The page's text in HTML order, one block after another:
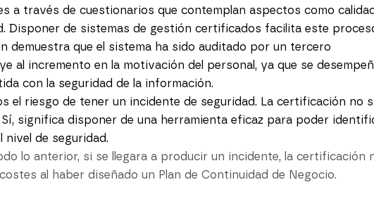
a través de cuestionarios que contemplan aspectos como
Disponer de sistemas de gestión certificados facilita este
demuestra que el sistema ha sido auditado por un tercero
al incremento en la motivación del personal, ya que se
con la seguridad de la información.
el riesgo de tener un incidente de seguridad. La certificación no
Sí, significa disponer de una herramienta eficaz para poder
nivel de seguridad.
lo anterior, si se llegara a producir un incidente, la certificación
al haber diseñado un Plan de Continuidad de Negocio.